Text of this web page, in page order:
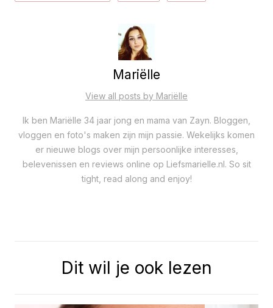
Mariëlle
View all posts by Mariëlle
Ik ben Mariëlle 34 jaar jong en mama van Zayn. Bloggen,
vloggen en foto's maken zijn mijn passie. Wekelijks komen
er nieuwe blogs over mijn persoonlijke interesses,
belevenissen en reviews online op Liefsmarielle.nl. So sit
tight, read along and enjoy!
Dit wil je ook lezen